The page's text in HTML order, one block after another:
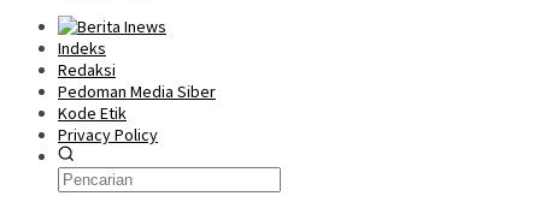
Indeks
Redaksi
Pedoman Media Siber
Kode Etik
Privacy Policy